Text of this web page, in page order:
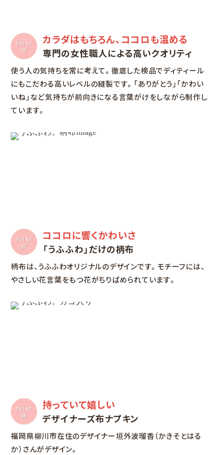
POINT
06
カラダはもちろん、ココロも温める
専門の女性職人による高いクオリティ
使う人の気持ちを常に考えて。徹底した検品でディティール
にもこだわる高いレベルの縫製です。「ありがとう」「かわい
いね」など気持ちが前向きになる言葉がけをしながら制作し
ています。
POINT
07
ココロに響くかわいさ
「うふふわ」だけの柄布
柄布は、うふふわオリジナルのデザインです。モチーフには、
やさしい花言葉をもつ花がちりばめられています。
POINT
08
持っていて嬉しい
デザイナーズ布ナプキン
福岡県柳川市在住のデザイナー垣外波瑠香（かきそとはる
か）さんがデザイン。